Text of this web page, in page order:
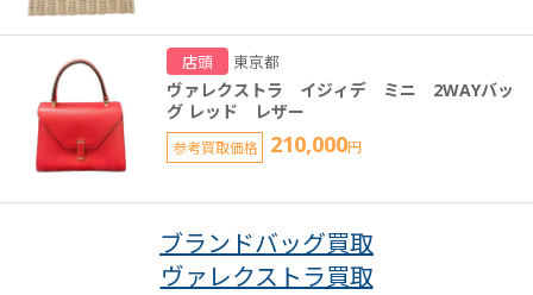
店頭 東京都
ヴァレクストラ イジィデ ミニ 2WAYバッ
グ レッド レザー
参考買取価格 210,000円
ブランドバッグ買取
ヴァレクストラ買取